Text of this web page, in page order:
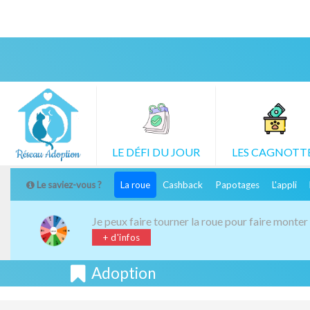
LE DÉFI DU JOUR
CLIQUEZ POUR LE
DÉFI DU JOUR
LES
VOIR TOUTES
CAGNOTTES
Le saviez-vous ? La roue Cashback Papotages L'appli
Je peux faire tourner la roue pour faire
+ d'infos
Adoption